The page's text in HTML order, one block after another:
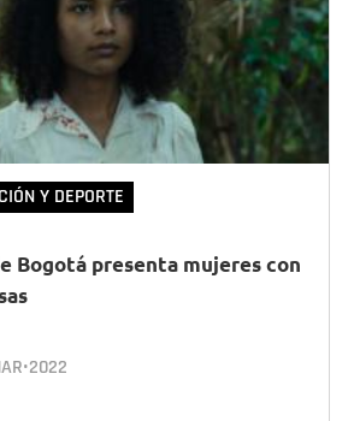
Y DEPORTE
Bogotá presenta mujeres con